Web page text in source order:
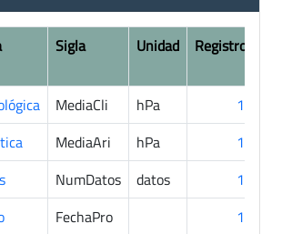
Sigla Unidad Registros
MediaCli hPa
10
MediaAri hPa
13
NumDatos datos
13
FechaPro 13